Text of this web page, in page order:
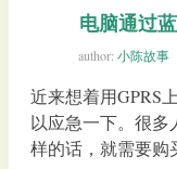
电脑通过
author: 小陈故事
近来想着用GPRS
以应急一下。很多
样的话，就需要购